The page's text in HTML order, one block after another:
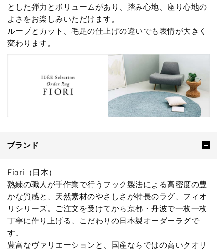
とした弾力とボリュームがあり、踏み心地、座り心地の
よさをお楽しみいただけます。
ループとカット、毛足の仕上げの違いでも表情が大きく
変わります。
ブランド
Fiori（日本）
熟練の職人が手作業で行うフック製法による高密度の豊
かな質感と、天然素材のやさしさが特長のラグ、フィオ
リシリーズ。ご注文を受けてから京都・丹波で一枚一枚
丁寧に作り上げる、こだわりの日本製オーダーラグで
す。
豊富なヴァリエーションと、国産ならではの高いクオリ